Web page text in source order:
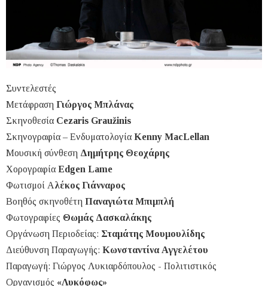
Συντελεστές
Μετάφραση Γιώργος Μπλάνας
Σκηνοθεσία Cezaris Graužinis
Σκηνογραφία – Ενδυματολογία Kenny MacLellan
Μουσική σύνθεση Δημήτρης Θεοχάρης
Χορογραφία Edgen Lame
Φωτισμοί Αλέκος Γιάνναρος
Βοηθός σκηνοθέτη Παναγιώτα Μπιμπλή
Φωτογραφίες Θωμάς Δασκαλάκης
Οργάνωση Περιοδείας: Σταμάτης Μουμουλίδης
Διεύθυνση Παραγωγής: Κωνσταντίνα Αγγελέτου
Παραγωγή: Γιώργος Λυκιαρδόπουλος - Πολιτιστικός
Οργανισμός «Λυκόφως»